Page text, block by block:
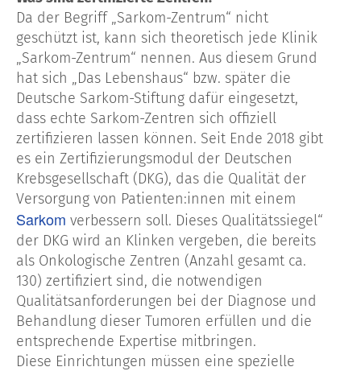
Da der Begriff „Sarkom-Zentrum“ nicht
geschützt ist, kann sich theoretisch jede Klinik
„Sarkom-Zentrum“ nennen. Aus diesem Grund
hat sich „Das Lebenshaus“ bzw. später die
Deutsche Sarkom-Stiftung dafür eingesetzt,
dass echte Sarkom-Zentren sich offiziell
zertifizieren lassen können. Seit Ende 2018 gibt
es ein Zertifizierungsmodul der Deutschen
Krebsgesellschaft (DKG), das die Qualität der
Versorgung von Patienten:innen mit einem
Sarkom verbessern soll. Dieses Qualitätssiegel“
der DKG wird an Klinken vergeben, die bereits
als Onkologische Zentren (Anzahl gesamt ca.
130) zertifiziert sind, die notwendigen
Qualitätsanforderungen bei der Diagnose und
Behandlung dieser Tumoren erfüllen und die
entsprechende Expertise mitbringen.
Diese Einrichtungen müssen eine spezielle